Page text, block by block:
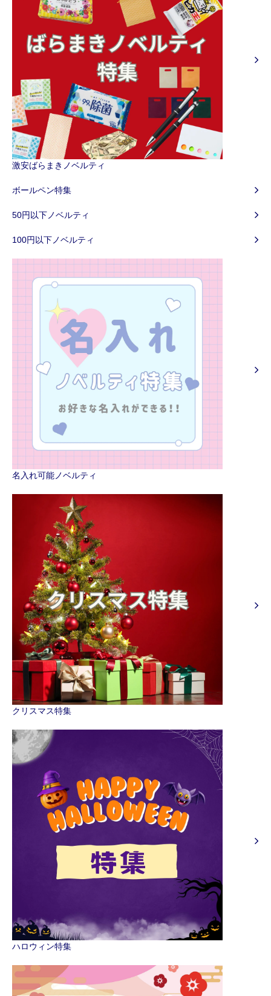
激安ばらまきノベルティ
ボールペン特集
50円以下ノベルティ
100円以下ノベルティ
名入れ可能ノベルティ
クリスマス特集
ハロウィン特集